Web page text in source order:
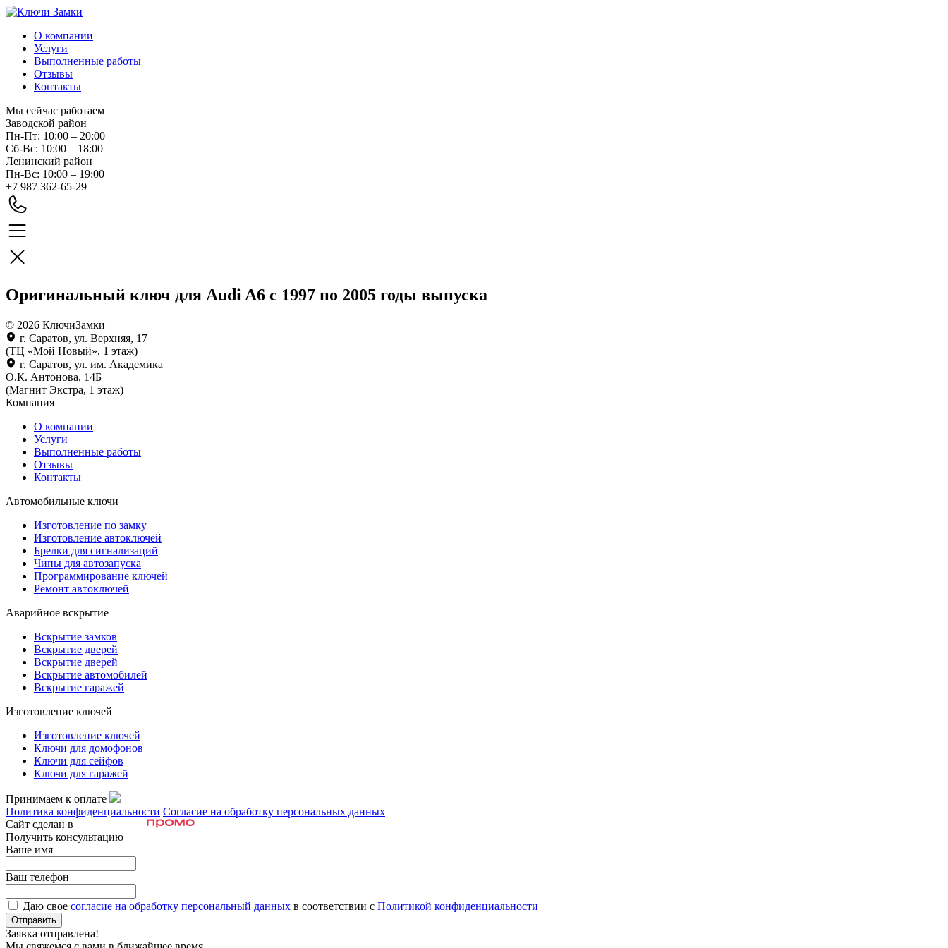
О компании
Услуги
Выполненные работы
Отзывы
Контакты
Мы сейчас работаем
Заводской район
Пн-Пт: 10:00 – 20:00
Сб-Вс: 10:00 – 18:00
Ленинский район
Пн-Вс: 10:00 – 19:00
+7 987 362-65-29
Оригинальный ключ для Audi A6 с 1997 по 2005 годы выпуска
© 2026 КлючиЗамки
г. Саратов, ул. Верхняя, 17
(ТЦ «Мой Новый», 1 этаж)
г. Саратов, ул. им. Академика
О.К. Антонова, 14Б
(Магнит Экстра, 1 этаж)
Компания
О компании
Услуги
Выполненные работы
Отзывы
Контакты
Автомобильные ключи
Изготовление по замку
Изготовление автоключей
Брелки для сигнализаций
Чипы для автозапуска
Программирование ключей
Ремонт автоключей
Аварийное вскрытие
Вскрытие замков
Вскрытие дверей
Вскрытие дверей
Вскрытие автомобилей
Вскрытие гаражей
Изготовление ключей
Изготовление ключей
Ключи для домофонов
Ключи для сейфов
Ключи для гаражей
Принимаем к оплате
Политика конфиденциальности Согласие на обработку персональных данных
Сайт сделан в
Получить консультацию
Ваше имя
Ваш телефон
Даю свое согласие на обработку персональный данных в соответствии с Политикой конфиденциальности
Отправить
Заявка отправлена!